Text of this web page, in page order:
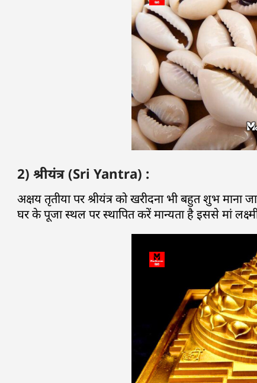
2) श्रीयंत्र (Sri Yantra) :
अक्षय तृतीया पर श्रीयंत्र को खरीदना भी बहुत शुभ माना
घर के पूजा स्थल पर स्थापित करें मान्यता है इससे मां